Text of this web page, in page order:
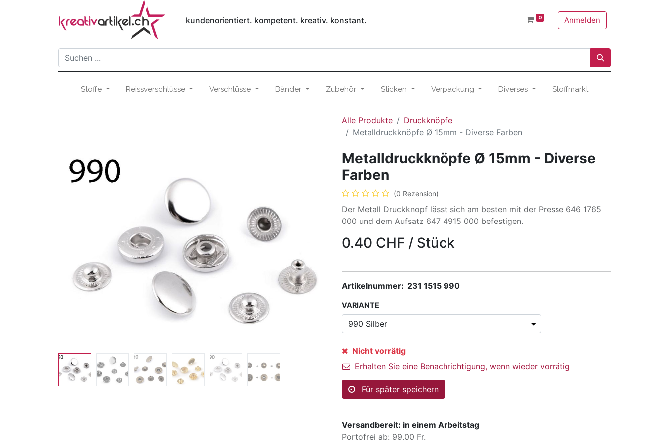
kundenorientiert. kompetent. kreativ. konstant. 0 Anmelden
Stoffe Reissverschlüsse Verschlüsse Bänder Zubehör Sticken Verpackung Diverses Stoffmarkt
Alle Produkte
Druckknöpfe
Metalldruckknöpfe Ø 15mm - Diverse Farben
Metalldruckknöpfe Ø 15mm - Diverse
Farben
(0 Rezension)
Der Metall Druckknopf lässt sich am besten mit der Presse 646 1765
000 und dem Aufsatz 647 4915 000 befestigen.
0.40 CHF / Stück
Artikelnummer: 231 1515 990
VARIANTE
Nicht vorrätig
Erhalten Sie eine Benachrichtigung, wenn wieder vorrätig
Für später speichern
Versandbereit: in einem Arbeitstag
Portofrei ab: 99.00 Fr.